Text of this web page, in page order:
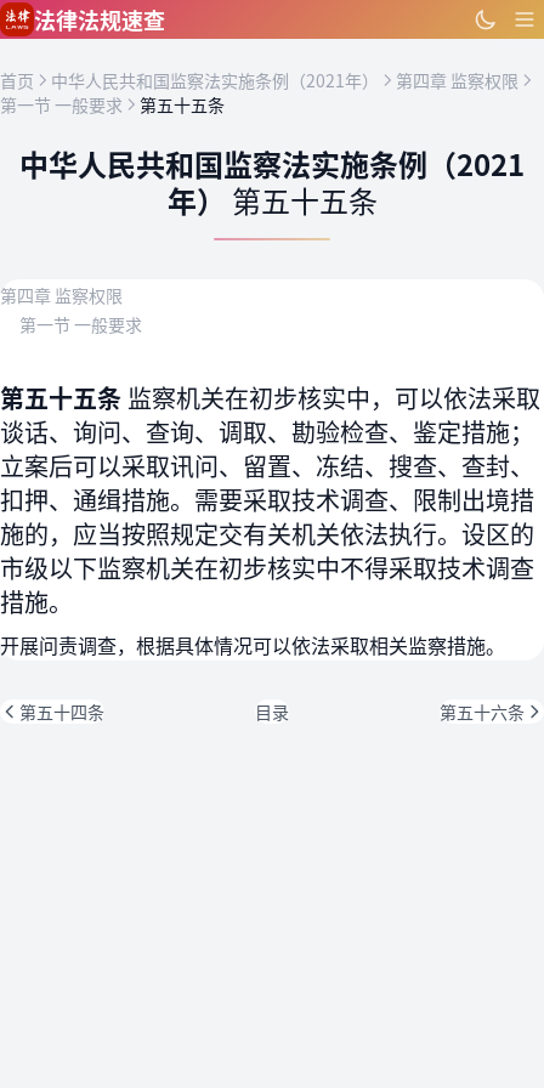
跳到主要内容
法律法规速查
首页 中华人民共和国监察法实施条例（2021年）
第四章 监察权限
第一节 一般要求
第五十五条
中华人民共和国监察法实施条例（2021
年） 第五十五条
第四章 监察权限
第一节 一般要求
第五十五条 监察机关在初步核实中，可以依法采取
谈话、询问、查询、调取、勘验检查、鉴定措施；
立案后可以采取讯问、留置、冻结、搜查、查封、
扣押、通缉措施。需要采取技术调查、限制出境措
施的，应当按照规定交有关机关依法执行。设区的
市级以下监察机关在初步核实中不得采取技术调查
措施。
开展问责调查，根据具体情况可以依法采取相关监察措施。
第五十四条 目录 第五十六条